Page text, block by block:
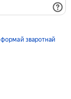
формай зваротнай